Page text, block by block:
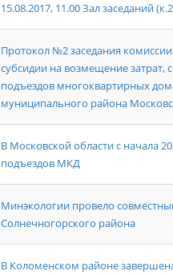
15.08.2017, 11.00 Зал заседаний
Протокол №2 заседания
субсидии на возмещение затрат,
подъездов многоквартирных
муниципального района
В Московской области с начала
подъездов МКД
Минэкологии провело
Солнечногорского района
В Коломенском районе